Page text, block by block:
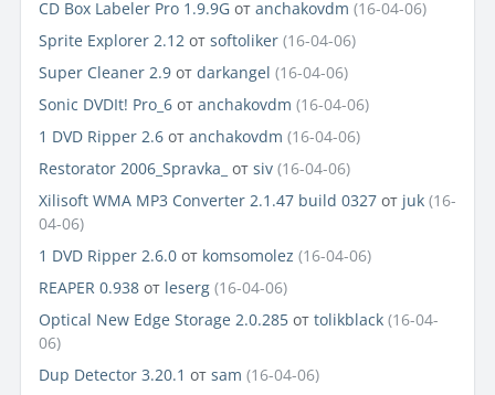
CD Box Labeler Pro 1.9.9G от anchakovdm (16-04-06)
Sprite Explorer 2.12 от softoliker (16-04-06)
Super Cleaner 2.9 от darkangel (16-04-06)
Sonic DVDIt! Pro_6 от anchakovdm (16-04-06)
1 DVD Ripper 2.6 от anchakovdm (16-04-06)
Restorator 2006_Spravka_ от siv (16-04-06)
Xilisoft WMA MP3 Converter 2.1.47 build 0327 от juk (16-
04-06)
1 DVD Ripper 2.6.0 от komsomolez (16-04-06)
REAPER 0.938 от leserg (16-04-06)
Optical New Edge Storage 2.0.285 от tolikblack (16-04-
06)
Dup Detector 3.20.1 от sam (16-04-06)